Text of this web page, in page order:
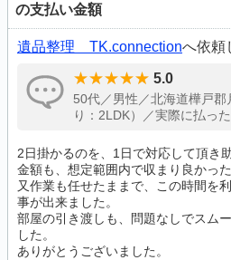
の支払い金額
遺品整理 TK.connectionへ依頼
5.0
50代／男性／北海道樺戸
り：2LDK）／実際に払っ
2日掛かるのを、1日で対応して頂き
金額も、想定範囲内で収まり良かった
又作業も任せたままで、この時間を
事が出来ました。
部屋の引き渡しも、問題なしでスム
した。
ありがとうございました。